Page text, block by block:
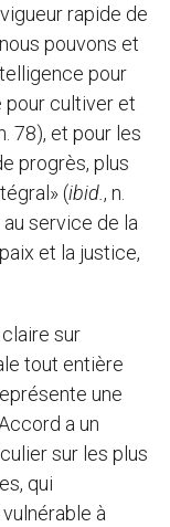
vigueur rapide de
pouvons et
pour
pour cultiver et
78), et pour les
progrès, plus
(ibid., n.
service de la
et la justice,
sur
tout entière
une
a un
sur les plus
qui
à